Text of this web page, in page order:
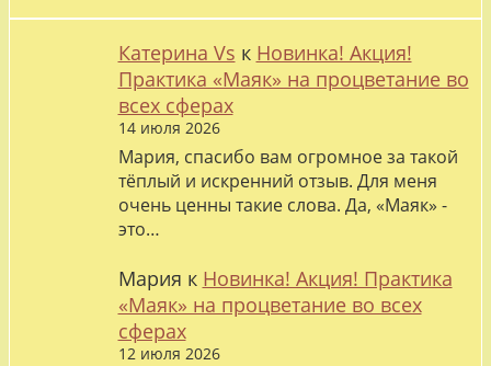
Катерина Vs к Новинка! Акция!
Практика «Маяк» на процветание во
всех сферах
14 июля 2026
Мария, спасибо вам огромное за такой
тёплый и искренний отзыв. Для меня
очень ценны такие слова. Да, «Маяк» -
это…
Мария к Новинка! Акция! Практика
«Маяк» на процветание во всех
сферах
12 июля 2026